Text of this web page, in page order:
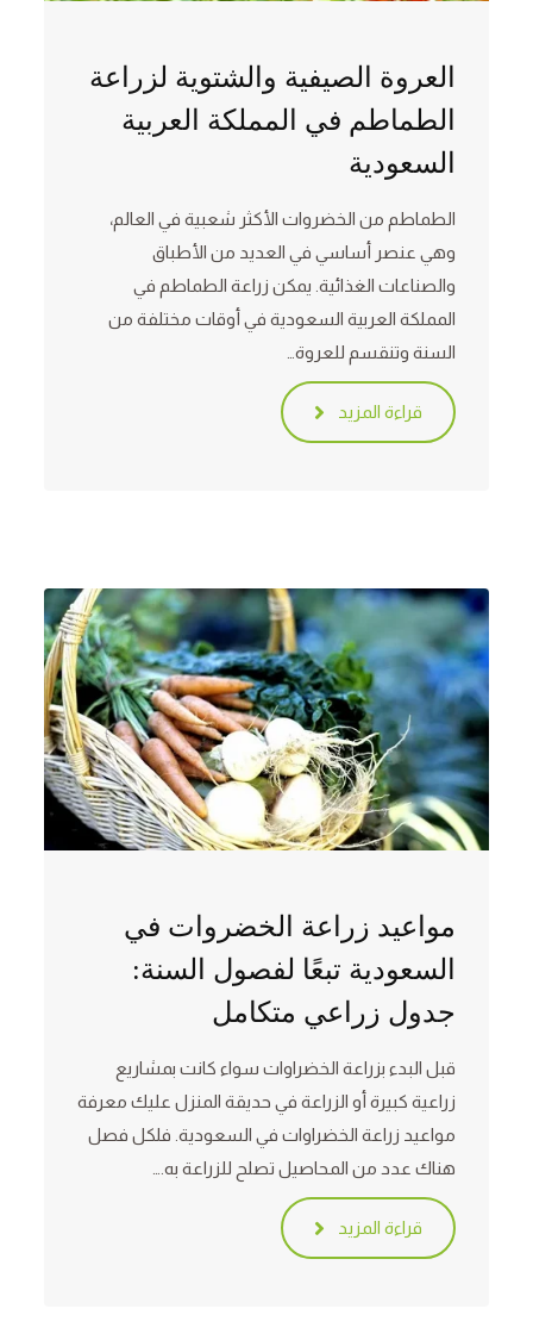
العروة الصيفية والشتوية لزراعة
الطماطم في المملكة العربية
السعودية
الطماطم من الخضروات الأكثر شعبية في العالم،
وهي عنصر أساسي في العديد من الأطباق
والصناعات الغذائية. يمكن زراعة الطماطم في
المملكة العربية السعودية في أوقات مختلفة من
السنة وتنقسم للعروة…
قراءة المزيد
مواعيد زراعة الخضروات في
السعودية تبعًا لفصول السنة:
جدول زراعي متكامل
قبل البدء بزراعة الخضراوات سواء كانت بمشاريع
زراعية كبيرة أو الزراعة في حديقة المنزل عليك معرفة
مواعيد زراعة الخضراوات في السعودية. فلكل فصل
هناك عدد من المحاصيل تصلح للزراعة به.…
قراءة المزيد